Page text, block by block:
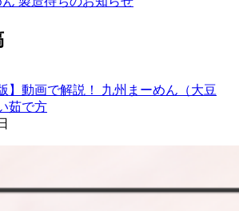
】動画で解説！ 九州まーめん（大豆
茹で方